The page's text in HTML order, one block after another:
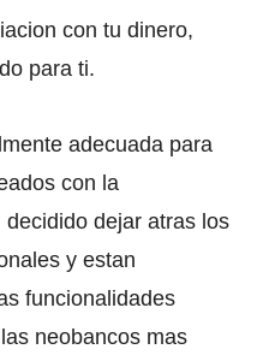
con tu dinero,
para ti.
adecuada para
con la
dejar atras los
y estan
funcionalidades
neobancos mas